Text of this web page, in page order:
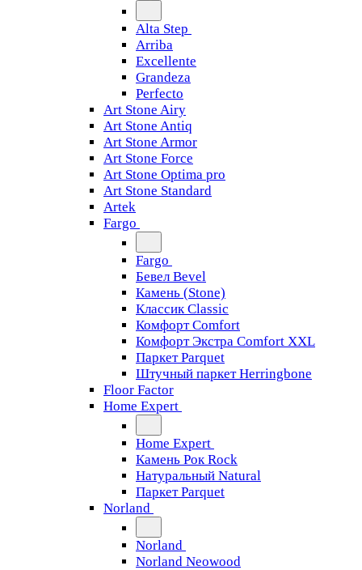
Alta Step
Arriba
Excellente
Grandeza
Perfecto
Art Stone Airy
Art Stone Antiq
Art Stone Armor
Art Stone Force
Art Stone Optima pro
Art Stone Standard
Artek
Fargo
Fargo
Бевел Bevel
Камень (Stone)
Классик Classic
Комфорт Comfort
Комфорт Экстра Comfort XXL
Паркет Parquet
Штучный паркет Herringbone
Floor Factor
Home Expert
Home Expert
Камень Рок Rock
Натуральный Natural
Паркет Parquet
Norland
Norland
Norland Neowood